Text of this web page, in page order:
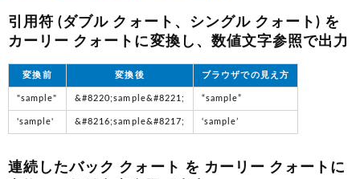
引用符 (ダブル クォート、シングル クォート) を
カーリー クォートに変換し、数値文字参照で出力
変換前 変換後 ブラウザでの見え方
"sample" &#8220;sample&#8221; “sample”
'sample' &#8216;sample&#8217; ‘sample’
連続したバック クォート を カーリー クォートに